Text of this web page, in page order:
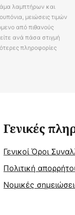
λαμπτήρων και
μειώσεις τιμών
από πιθανούς
ανά πάσα στιγμή
πληροφορίες
Γενικές
Γενικοί Όροι
Πολιτική
Νομικές